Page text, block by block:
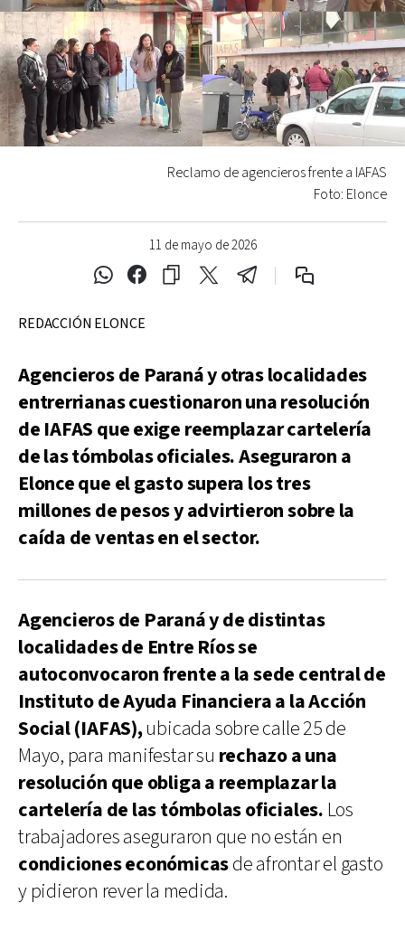
11 de mayo de 2026
Reclamo de agencieros frente a IAFAS
Foto: Elonce
REDACCIÓN ELONCE
Agencieros de Paraná y otras localidades
entrerrianas cuestionaron una resolución
de IAFAS que exige reemplazar cartelería
de las tómbolas oficiales. Aseguraron a
Elonce que el gasto supera los tres
millones de pesos y advirtieron sobre la
caída de ventas en el sector.
Agencieros de Paraná y de distintas
localidades de Entre Ríos se
autoconvocaron frente a la sede central de
Instituto de Ayuda Financiera a la Acción
Social (IAFAS),ubicada sobre calle 25 de
Mayo, para manifestar su rechazo a una
resolución que obliga a reemplazar la
cartelería de las tómbolas oficiales. Los
trabajadores aseguraron que no están en
condiciones económicasde afrontar el gasto
y pidieron rever la medida.